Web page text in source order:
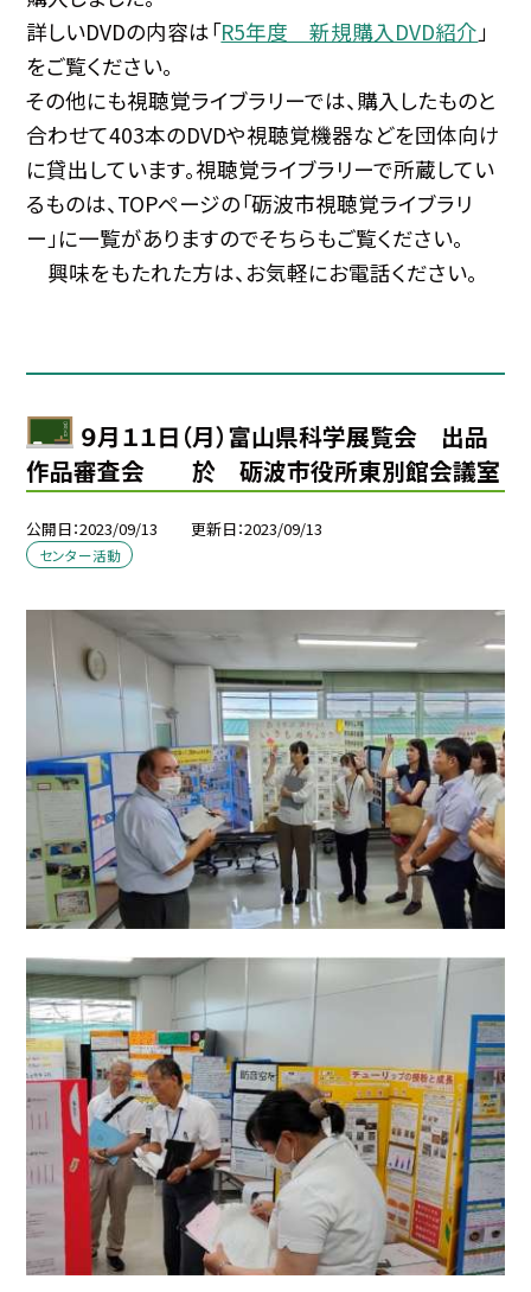
詳しいDVDの内容は「R5年度 新規購入DVD紹介」
をご覧ください。
その他にも視聴覚ライブラリーでは、購入したものと
合わせて403本のDVDや視聴覚機器などを団体向け
に貸出しています。視聴覚ライブラリーで所蔵してい
るものは、TOPページの「砺波市視聴覚ライブラリ
ー」に一覧がありますのでそちらもご覧ください。
興味をもたれた方は、お気軽にお電話ください。
９月１１日（月）富山県科学展覧会 出品
作品審査会 於 砺波市役所東別館会議室
公開日 2023/09/13 更新日 2023/09/13
センター活動